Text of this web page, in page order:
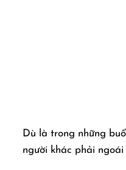
Dù là trong những
người khác phải ngoái